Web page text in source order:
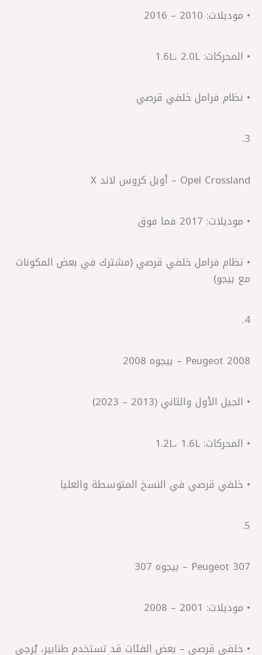
• موديلات: 2010 – 2016
• المحركات: 1.6L، 2.0L
• نظام فرامل خلفي قرصي
3.
Opel Crossland – أوبل كروس لاند X
• موديلات: 2017 فما فوق
• نظام فرامل خلفي قرصي (مشترك في بعض المكونات
مع بيجو)
4.
Peugeot 2008 – بيجوه 2008
• الجيل الأول والثاني (2013 – 2023)
• المحركات: 1.2L، 1.6L
• خلفي قرصي في النسخ المتوسطة والعليا
5.
Peugeot 307 – بيجوه 307
• موديلات: 2001 – 2008
• خلفي قرصي – بعض الفئات قد تستخدم طنابير، يُرجى